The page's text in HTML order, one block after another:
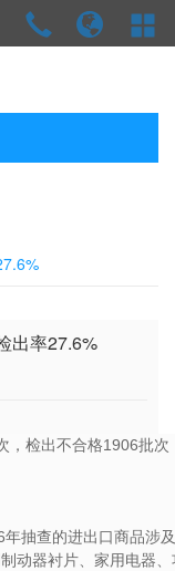
出率27.6%
，检出不合格1906批
抽查的进出口商品涉
动器衬片、家用电器